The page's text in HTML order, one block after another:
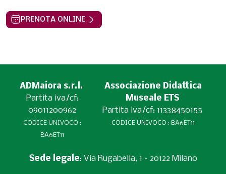
PRENOTA ONLINE
ADMaiora s.r.l.
Partita iva/cf:
09011200962
CODICE UNIVOCO :
BA6ET11
Associazione Didattica
Museale ETS
Partita iva/cf: 11338450155
CODICE UNIVOCO : BA6ET11
Sede legale: Via Rugabella, 1 - 20122 Milano